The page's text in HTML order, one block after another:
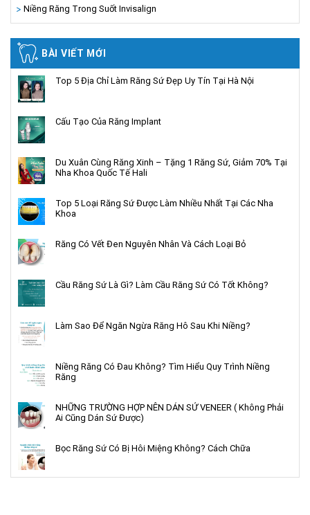
Niềng Răng Trong Suốt Invisalign
BÀI VIẾT MỚI
Top 5 Địa Chỉ Làm Răng Sứ Đẹp Uy Tín Tại Hà Nội
Cấu Tạo Của Răng Implant
Du Xuân Cùng Răng Xinh – Tặng 1 Răng Sứ, Giảm 70% Tại
Nha Khoa Quốc Tế Hali
Top 5 Loại Răng Sứ Được Làm Nhiều Nhất Tại Các Nha
Khoa
Răng Có Vết Đen Nguyên Nhân Và Cách Loại Bỏ
Cầu Răng Sứ Là Gì? Làm Cầu Răng Sứ Có Tốt Không?
Làm Sao Để Ngăn Ngừa Răng Hô Sau Khi Niềng?
Niềng Răng Có Đau Không? Tìm Hiểu Quy Trình Niềng
Răng
NHỮNG TRƯỜNG HỢP NÊN DÁN SỨ VENEER ( Không Phải
Ai Cũng Dán Sứ Được)
Bọc Răng Sứ Có Bị Hôi Miệng Không? Cách Chữa